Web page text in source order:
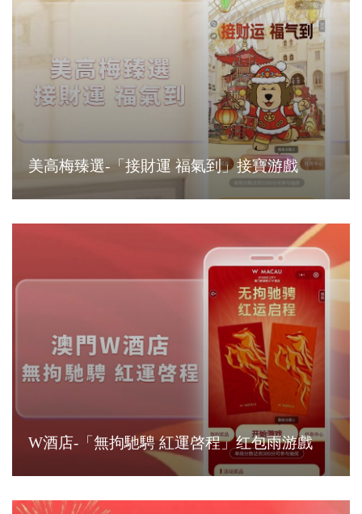
美高梅臻選-「接財運 福氣到」接寶游戲
W酒店-「無拘馳騁 紅運啓程」红包雨游戲